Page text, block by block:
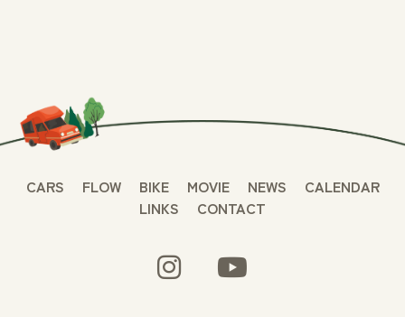
CARS FLOW BIKE MOVIE NEWS
CALENDAR
LINKS
CONTACT